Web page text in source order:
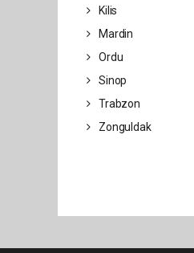
Kilis
Mardin
Ordu
Sinop
Trabzon
Zonguldak